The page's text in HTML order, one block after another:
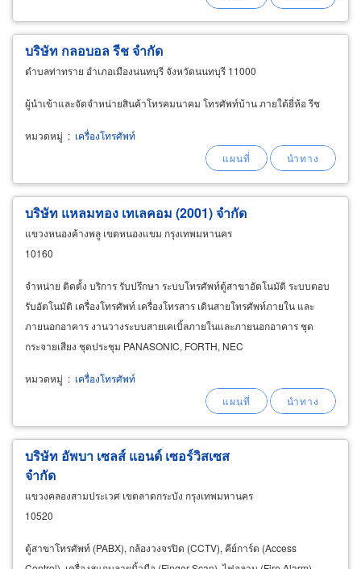
บริษัท กลอบอล รีช จำกัด
ตำบลท่าทราย อำเภอเมืองนนทบุรี จังหวัดนนทบุรี 11000
ผู้นำเข้าและจัดจำหน่ายสินค้าโทรคมนาคม โทรศัพท์บ้าน ภายใต้ยี่ห้อ รีช
หมวดหมู่ : เครื่องโทรศัพท์
บริษัท แหลมทอง เทเลคอม (2001) จำกัด
แขวงหนองค้างพลู เขตหนองแขม กรุงเทพมหานคร
10160
จำหน่าย ติดตั้ง บริการ รับปรึกษา ระบบโทรศัพท์ตู้สาขาอัตโนมัติ ระบบตอบ
รับอัตโนมัติ เครื่องโทรศัพท์ เครื่องโทรสาร เดินสายโทรศัพท์ภายใน และ
ภายนอกอาคาร งานวางระบบสายเคเบิ้ลภายในและภายนอกอาคาร ชุด
กระจายเสียง ชุดประชุม PANASONIC, FORTH, NEC
หมวดหมู่ : เครื่องโทรศัพท์
บริษัท อัพบา เซลส์ แอนด์ เซอร์วิสเซส
จำกัด
แขวงคลองสามประเวศ เขตลาดกระบัง กรุงเทพมหานคร
10520
ตู้สาขาโทรศัพท์ (PABX), กล้องวงจรปิด (CCTV), คีย์การ์ด (Access